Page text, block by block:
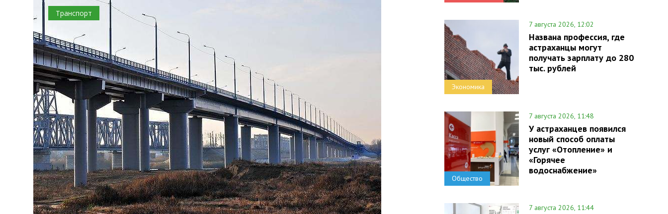
0
Транспорт
Экономика
7 августа 2026, 12:02
Названа профессия, где
астраханцы могут
получать зарплату до 280
тыс. рублей
Общество
7 августа 2026, 11:48
У астраханцев появился
новый способ оплаты
услуг «Отопление» и
«Горячее
водоснабжение»
7 августа 2026, 11:44